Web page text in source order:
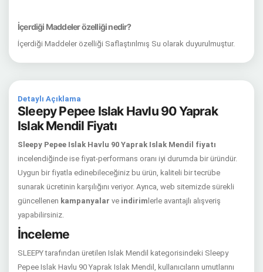
İçerdiği Maddeler özelliği nedir?
İçerdiği Maddeler özelliği Saflaştırılmış Su olarak duyurulmuştur.
Detaylı Açıklama
Sleepy Pepee Islak Havlu 90 Yaprak
Islak Mendil Fiyatı
Sleepy Pepee Islak Havlu 90 Yaprak Islak Mendil fiyatı
incelendiğinde ise fiyat-performans oranı iyi durumda bir üründür.
Uygun bir fiyatla edinebileceğiniz bu ürün, kaliteli bir tecrübe
sunarak ücretinin karşılığını veriyor. Ayrıca, web sitemizde sürekli
güncellenen kampanyalar ve indirim lerle avantajlı alışveriş
yapabilirsiniz.
İnceleme
SLEEPY tarafından üretilen Islak Mendil kategorisindeki Sleepy
Pepee Islak Havlu 90 Yaprak Islak Mendil, kullanıcıların umutlarını